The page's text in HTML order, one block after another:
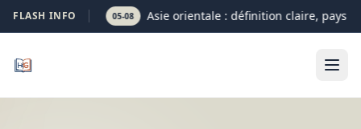
FLASH INFO 05-08 Asie orientale : définition claire, pays et